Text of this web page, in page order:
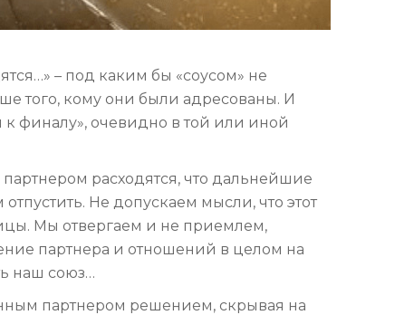
– под каким бы «соусом» не
того, кому они были адресованы. И
к финалу», очевидно в той или иной
расходятся, что дальнейшие
Не допускаем мысли, что этот
Мы отвергаем и не приемлем,
партнера и отношений в целом на
наш союз…
партнером решением, скрывая на